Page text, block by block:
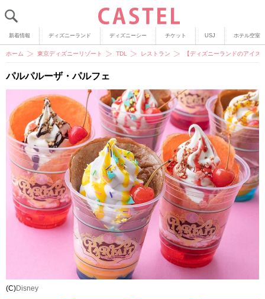
新着情報 ディズニーランド ディズニーシー チケット USJ ホテル空室
ホーム 東京ディズニーリゾート TDL レストラン 【ディズニーランドのアイ
パルパルーザ・パルフェ
(C)Disney